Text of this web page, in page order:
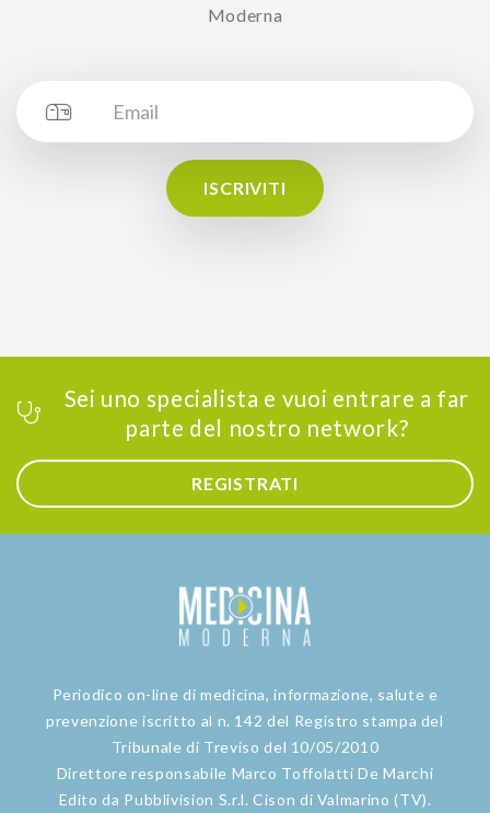
Moderna
ISCRIVITI
Sei uno specialista e vuoi entrare a far
parte del nostro network?
REGISTRATI
Periodico on-line di medicina, informazione, salute e
prevenzione iscritto al n. 142 del Registro stampa del
Tribunale di Treviso del 10/05/2010
Direttore responsabile Marco Toffolatti De Marchi
Edito da Pubblivision S.r.l. Cison di Valmarino (TV).